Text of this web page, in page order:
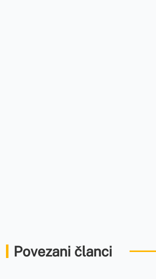
Povezani članci